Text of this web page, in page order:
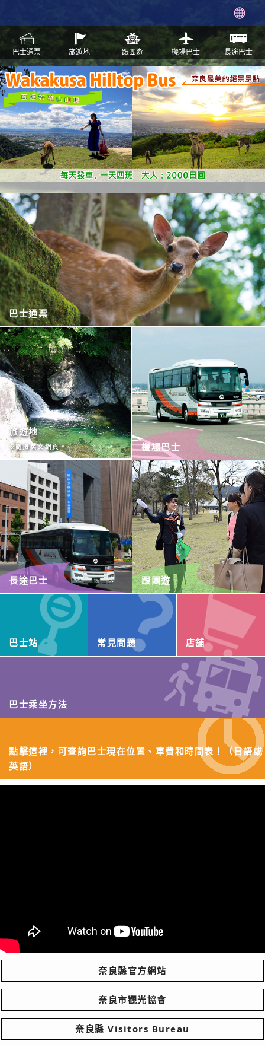
巴士通票 旅遊地 跟團遊 機場巴士 長途巴士
巴士通票
旅遊地
※鏈接英文網頁。 機場巴士
長途巴士 跟團遊
巴士站 常見問題 店舖
巴士乘坐方法
點擊這裡，可查詢巴士現在位置、車費和時間表！（日語或
英語）
奈良縣官方網站
奈良市觀光協會
奈良縣 Visitors Bureau